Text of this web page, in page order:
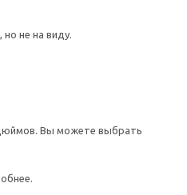
не на виду.
Вы можете выбрать